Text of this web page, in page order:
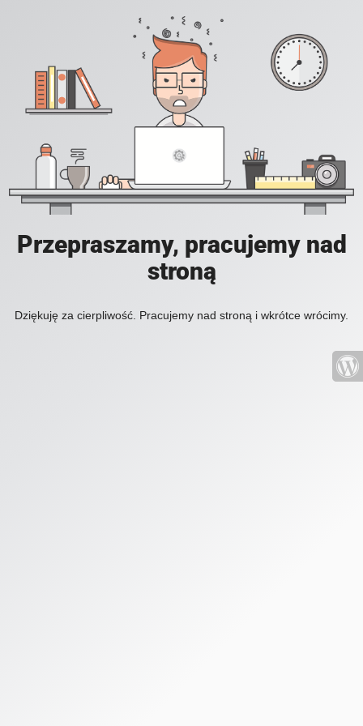
Przepraszamy, pracujemy nad
stroną
Dziękuję za cierpliwość. Pracujemy nad stroną i wkrótce wrócimy.